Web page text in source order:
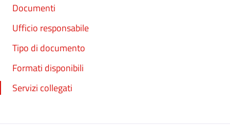
Documenti
Ufficio responsabile
Tipo di documento
Formati disponibili
Servizi collegati